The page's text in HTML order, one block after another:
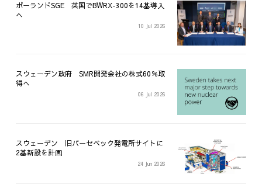
ポーランドSGE 英国でBWRX-300を14基導入
へ
10 Jul 2026
スウェーデン政府 SMR開発会社の株式60％取
得へ
06 Jul 2026
スウェーデン 旧バーセベック発電所サイトに
2基新設を計画
24 Jun 2026